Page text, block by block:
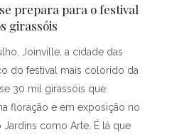
prepara para o festival
girassóis
Joinville, a cidade das
do festival mais colorido da
30 mil girassóis que
floração e em exposição no
Jardins como Arte. É lá que